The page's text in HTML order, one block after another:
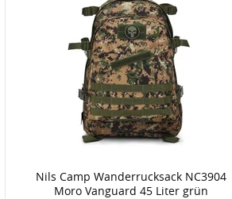
Nils Camp Wanderrucksack NC3904
Moro Vanguard 45 Liter grün